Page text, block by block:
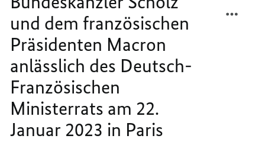
Ministerrats
am
22.
Januar
2023
in
Paris
und dem französischen
Präsidenten Macron
anlässlich des Deutsch-
Französischen
Ministerrats am 22.
Januar 2023 in Paris